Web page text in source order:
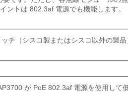
ントは 802.3af 電源でも機能します。
チ（シスコ製またはシスコ以外の製
が PoE 802.3af 電源を使用して